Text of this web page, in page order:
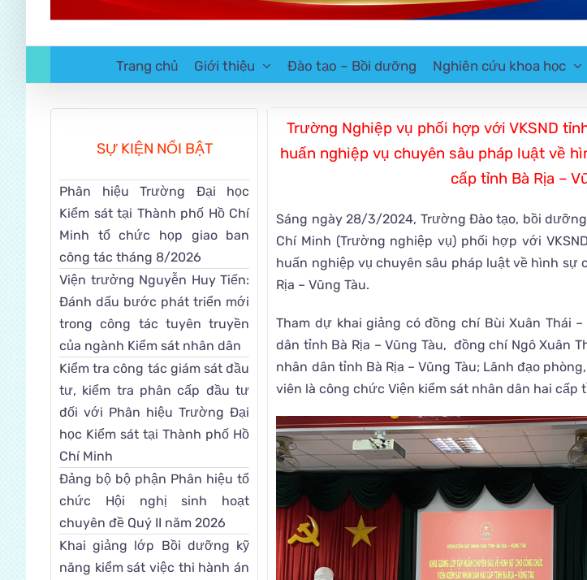
Trang chủ Giới thiệu Đào tạo – Bồi dưỡng Nghiên cứu khoa học
Trường Nghiệp vụ phối hợp với VKSND
huấn nghiệp vụ chuyên sâu pháp luật về
cấp tỉnh Bà Rịa –
Sáng ngày 28/3/2024, Trường Đào tạo, bồi
Chí Minh (Trường nghiệp vụ) phối hợp với
huấn nghiệp vụ chuyên sâu pháp luật về hình sự
Rịa – Vũng Tàu.
Tham dự khai giảng có đồng chí Bùi Xuân Thái
dân tỉnh Bà Rịa – Vũng Tàu, đồng chí Ngô Xuân
nhân dân tỉnh Bà Rịa – Vũng Tàu; Lãnh đạo
viên là công chức Viện kiểm sát nhân dân hai cấp
SỰ KIỆN NỔI BẬT
Phân hiệu Trường Đại học
Kiểm sát tại Thành phố Hồ Chí
Minh tổ chức họp giao ban
công tác tháng 8/2026
Viện trưởng Nguyễn Huy Tiến:
Đánh dấu bước phát triển mới
trong công tác tuyên truyền
của ngành Kiểm sát nhân dân
Kiểm tra công tác giám sát đầu
tư, kiểm tra phân cấp đầu tư
đối với Phân hiệu Trường Đại
học Kiểm sát tại Thành phố Hồ
Chí Minh
Đảng bộ bộ phận Phân hiệu tổ
chức Hội nghị sinh hoạt
chuyên đề Quý II năm 2026
Khai giảng lớp Bồi dưỡng kỹ
năng kiểm sát việc thi hành án